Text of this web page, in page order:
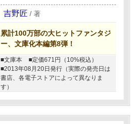
吉野匠 / 著
累計100万部の大ヒットファンタジ
ー、文庫化本編第8弾！
■文庫本
■定価671円（10%税込）
■2013年08月20日発行（実際の発売日は
書店、各電子ストアによって異なりま
す）